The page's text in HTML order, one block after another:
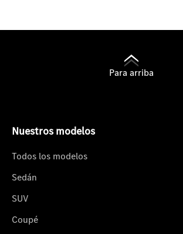
Para arriba
Nuestros modelos
Todos los modelos
Sedán
SUV
Coupé